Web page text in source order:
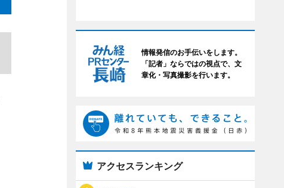
情報発信のお手伝いをします。
「記者」ならではの視点で、文
章化・写真撮影を行います。
アクセスランキング